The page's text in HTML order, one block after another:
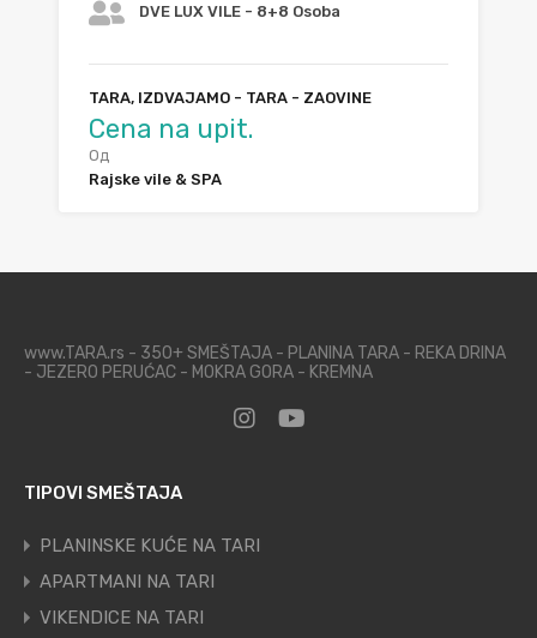
DVE LUX VILE - 8+8 Osoba
TARA, IZDVAJAMO - TARA - ZAOVINE
Cena na upit.
Од
Rajske vile & SPA
www.TARA.rs - 350+ SMEŠTAJA - PLANINA TARA - REKA DRINA
- JEZERO PERUĆAC - MOKRA GORA - KREMNA
TIPOVI SMEŠTAJA
PLANINSKE KUĆE NA TARI
APARTMANI NA TARI
VIKENDICE NA TARI